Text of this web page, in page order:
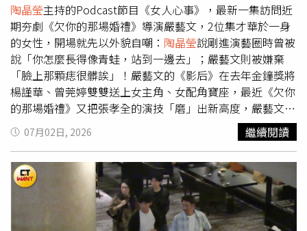
陶晶瑩主持的Podcast節目《女人心事》，最新一集訪問近
期夯劇《欠你的那場婚禮》導演嚴藝文，2位集才華於一身
的女性，開場就先以外貌自嘲： 陶晶瑩說剛進演藝圈時曾被
說「你怎麼長得像青蛙，站到一邊去」；嚴藝文則被嫌棄
「臉上那顆痣很髒誒」！嚴藝文的《影后》在去年金鐘獎將
楊謹華、曾莞婷雙雙送上女主角、女配角寶座，最近《欠你
的那場婚禮》又把張孝全的演技「磨」出新高度，嚴藝文
說：「我很清楚知道，演員跟我一起工作的壓力會非常大，
但它就是一種痛並快樂者的過程，同時他們知道自己即將要
進行一件非常高難度的任務。」陶晶瑩問嚴藝文如何當個好
演員？得到3個關鍵字：「感受力、想像力，跟強大的心
臟。」以張孝全為例，合作初期嚴藝文想拿掉他的表演慣
性，所以那場他在居酒屋自彈自唱的戲，嚴藝文說：「我原
本以為兩個小時我就可以拍完，但到了3個小時還沒有一顆
07月02日, 2026 繼續閱讀